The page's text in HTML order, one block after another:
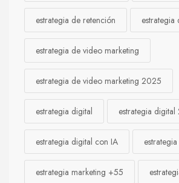
estrategia de retención estrategia
estrategia de video marketing
estrategia de video marketing 2025
estrategia digital estrategia
estrategia digital con IA
estrategia marketing +55